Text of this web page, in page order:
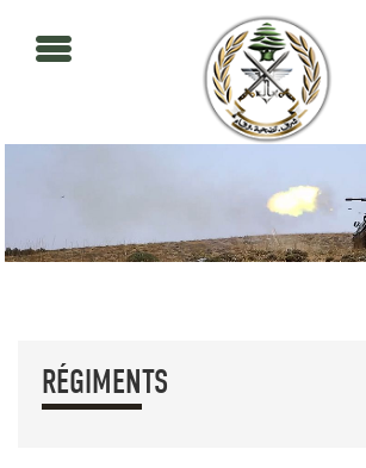
RÉGIMENTS